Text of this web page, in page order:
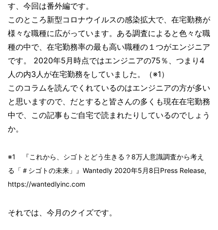
す、今回は番外編です。
このところ新型コロナウイルスの感染拡大で、在宅勤務が
様々な職種に広がっています。ある調査によると色々な職
種の中で、在宅勤務率の最も高い職種の１つがエンジニア
です。 2020年5月時点ではエンジニアの75％、つまり4
人の内3人が在宅勤務をしていました。（※1）
このコラムを読んでくれているのはエンジニアの方が多い
と思いますので、だとすると皆さんの多くも現在在宅勤務
中で、この記事もご自宅で読まれたりしているのでしょう
か。
※1 『これから、シゴトとどう生きる？8万人意識調査から考え
る「＃シゴトの未来」』Wantedly 2020年5月8日Press Release,
https://wantedlyinc.com
それでは、今月のクイズです。